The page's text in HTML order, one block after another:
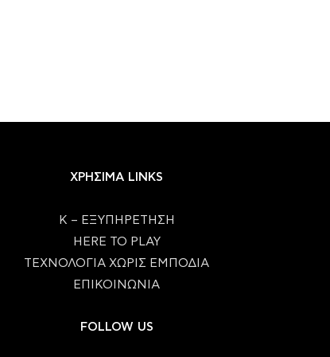
ΧΡΗΣΙΜΑ LINKS
Κ – ΕΞΥΠΗΡΕΤΗΣΗ
HERE TO PLAY
ΤΕΧΝΟΛΟΓΙΑ ΧΩΡΙΣ ΕΜΠΟΔΙΑ
ΕΠΙΚΟΙΝΩΝΙΑ
FOLLOW US